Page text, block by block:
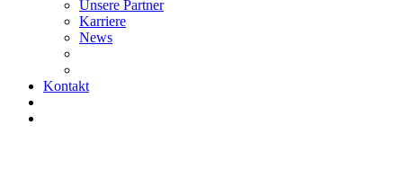
Unsere Partner
Karriere
News
Kontakt